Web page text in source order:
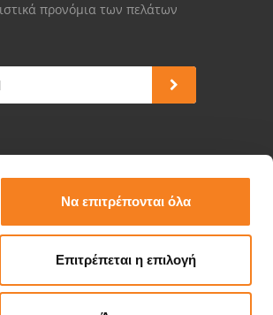
Να επιτρέπονται όλα
Επιτρέπεται η επιλογή
προνόμια των πελάτων